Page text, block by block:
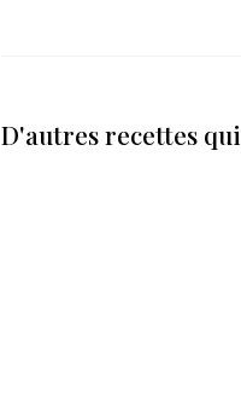
D'autres recettes